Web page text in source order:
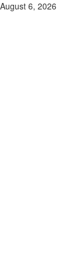
Skip
August 6, 2026